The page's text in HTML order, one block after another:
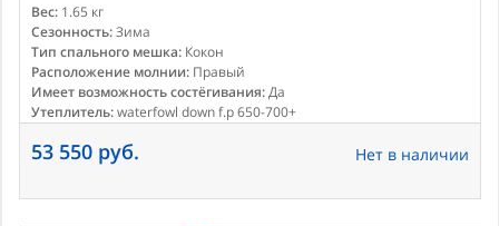
Вес: 1.65 кг
Сезонность:Зима
Тип спального мешка: Кокон
Расположение молнии: Правый
Имеет возможность состёгивания:Да
Утеплитель:waterfowl down f.p 650-700+
53 550 руб. Нет в наличии